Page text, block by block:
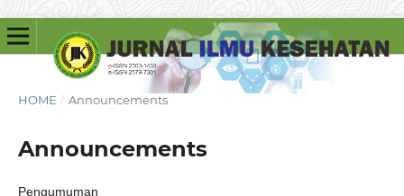
HOME / Announcements
Announcements
Pengumuman